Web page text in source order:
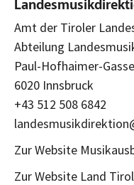
Amt der Tiroler
Abteilung
Paul-Hofhaimer-
6020 Innsbruck
+43 512 508 6842
Zur Website
Zur Website Land Tirol